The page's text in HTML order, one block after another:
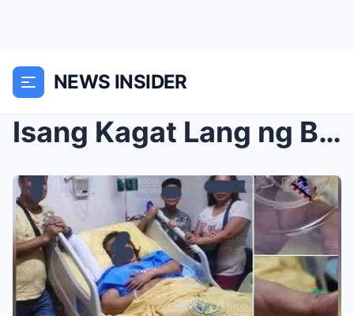
NEWS INSIDER
Isang Kagat Lang ng Biscuit, Plastik Napunta sa Ba...